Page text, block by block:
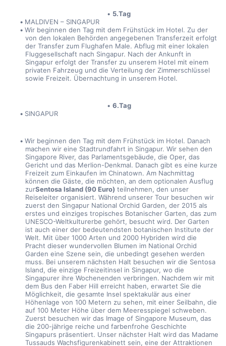
5.Tag
MALDIVEN – SINGAPUR
Wir beginnen den Tag mit dem Frühstück im Hotel. Zu der
von den lokalen Behörden angegebenen Transferzeit erfolgt
der Transfer zum Flughafen Male. Abflug mit einer lokalen
Fluggesellschaft nach Singapur. Nach der Ankunft in
Singapur erfolgt der Transfer zu unserem Hotel mit einem
privaten Fahrzeug und die Verteilung der Zimmerschlüssel
sowie Freizeit. Übernachtung in unserem Hotel.
6.Tag
SINGAPUR
Wir beginnen den Tag mit dem Frühstück im Hotel. Danach
machen wir eine Stadtrundfahrt in Singapur. Wir sehen den
Singapore River, das Parlamentsgebäude, die Oper, das
Gericht und das Merlion-Denkmal. Danach gibt es eine kurze
Freizeit zum Einkaufen im Chinatown. Am Nachmittag
können die Gäste, die möchten, an dem optionalen Ausflug
zurSentosa Island (90 Euro) teilnehmen, den unser
Reiseleiter organisiert. Während unserer Tour besuchen wir
zuerst den Singapur National Orchid Garden, der 2015 als
erstes und einziges tropisches Botanischer Garten, das zum
UNESCO-Weltkulturerbe gehört, besucht wird. Der Garten
ist auch einer der bedeutendsten botanischen Institute der
Welt. Mit über 1000 Arten und 2000 Hybriden wird die
Pracht dieser wundervollen Blumen im National Orchid
Garden eine Szene sein, die unbedingt gesehen werden
muss. Bei unserem nächsten Halt besuchen wir die Sentosa
Island, die einzige Freizeitinsel in Singapur, wo die
Singapurer ihre Wochenenden verbringen. Nachdem wir mit
dem Bus den Faber Hill erreicht haben, erwartet Sie die
Möglichkeit, die gesamte Insel spektakulär aus einer
Höhenlage von 100 Metern zu sehen, mit einer Seilbahn, die
auf 100 Meter Höhe über dem Meeresspiegel schweben.
Zuerst besuchen wir das Image of Singapore Museum, das
die 200-jährige reiche und farbenfrohe Geschichte
Singapurs präsentiert. Unser nächster Halt wird das Madame
Tussauds Wachsfigurenkabinett sein, eine der Attraktionen